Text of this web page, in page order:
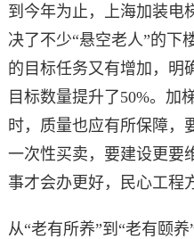
到今年为止，上海加装电
决了不少“悬空老人”的下
的目标任务又有增加，明
目标数量提升了50%。加
时，质量也应有所保障，
一次性买卖，要建设更要
事才会办更好，民心工程
从“老有所养”到“老有颐